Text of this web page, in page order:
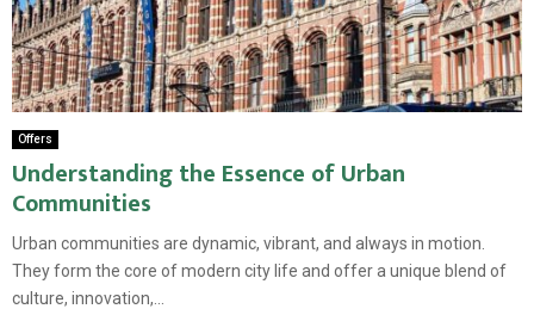
Offers
Understanding the Essence of Urban
Communities
Urban communities are dynamic, vibrant, and always in motion.
They form the core of modern city life and offer a unique blend of
culture, innovation,...